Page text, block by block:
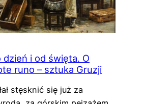
dzień i od święta. O
runo – sztuka Gruzji
stęsknić się już za